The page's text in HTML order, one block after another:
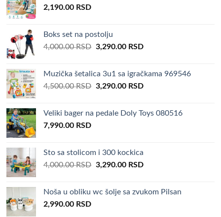
2,190.00 RSD
Boks set na postolju
4,000.00RSD Original
4,000.00 RSD.
3,290.00 RSDCurrent
3,290.00 RSD.
Muzička šetalica 3u1 sa igračkama 969546
4,500.00RSD Original
4,500.00 RSD.
3,290.00 RSDCurrent
3,290.00 RSD.
Veliki bager na pedale Doly Toys 080516
7,990.00 RSD
Sto sa stolicom i 300 kockica
4,000.00RSD Original
4,000.00 RSD.
3,290.00 RSDCurrent
3,290.00 RSD.
Noša u obliku wc šolje sa zvukom Pilsan
2,990.00 RSD